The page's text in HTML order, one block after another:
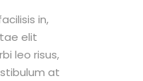
in,
elit
leo risus,
at